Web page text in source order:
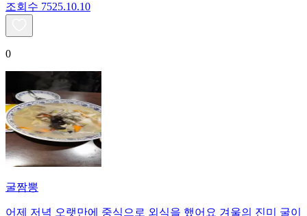
조회수 7525.10.10
0
굴짬뽕
어제 저녁 오랫만에 중식으로 외식을 했어요 겨울의 진미 굴이